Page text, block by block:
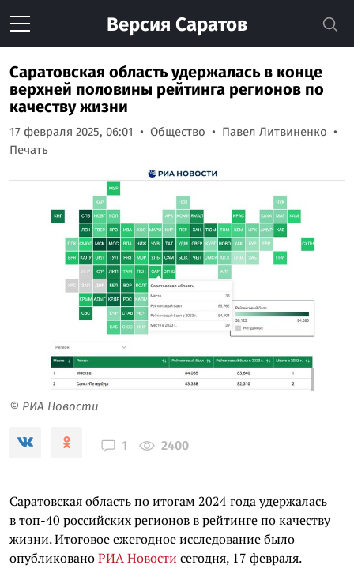
Версия Саратов
Саратовская область удержалась в конце
верхней половины рейтинга регионов по
качеству жизни
17 февраля 2025, 06:01 Общество
Павел Литвиненко
Печать
© РИА Новости
1 2400
Саратовская область по итогам 2024 года удержалась
в топ-40 российских регионов в рейтинге по качеству
жизни. Итоговое ежегодное исследование было
опубликованоРИА Новости сегодня, 17 февраля.